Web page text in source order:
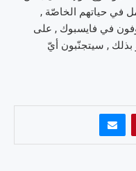
في حياتهم الخاصّة ,
في فايسبوك , على
بذلك , سيتجنّبون أيّ